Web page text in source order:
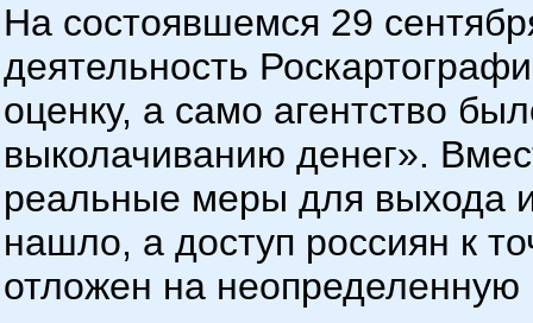
На состоявшемся 29
деятельность
оценку, а само агентство
выколачиванию денег».
реальные меры для выхода
нашло, а доступ россиян к
отложен на неопределенную